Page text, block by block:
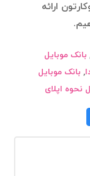
ارائه
بانک موبایل
, بانک موبایل
نحوه اپلای